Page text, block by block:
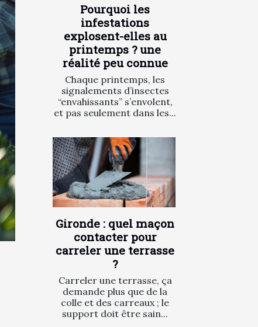
Pourquoi les
infestations
explosent-elles au
printemps ? une
réalité peu connue
Chaque printemps, les
signalements d’insectes
“envahissants” s’envolent,
et pas seulement dans les...
Gironde : quel maçon
contacter pour
carreler une terrasse
?
Carreler une terrasse, ça
demande plus que de la
colle et des carreaux ; le
support doit être sain...